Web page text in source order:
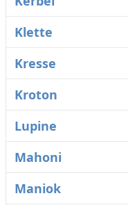
Klette
Kresse
Kroton
Lupine
Mahoni
Maniok